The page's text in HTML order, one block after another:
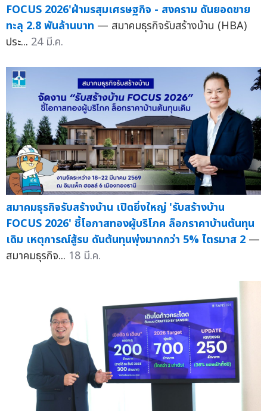
FOCUS 2026'ฝ่ามรสุมเศรษฐกิจ - สงคราม ดันยอดขาย
ทะลุ 2.8 พันล้านบาท — สมาคมธุรกิจรับสร้างบ้าน (HBA)
ประ... 24 มี.ค.
สมาคมธุรกิจรับสร้างบ้าน เปิดยิ่งใหญ่ 'รับสร้างบ้าน
FOCUS 2026' ชี้โอกาสทองผู้บริโภค ล็อกราคาบ้านต้นทุน
เดิม เหตุการณ์สู้รบ ดันต้นทุนพุ่งมากกว่า 5% ไตรมาส 2 —
สมาคมธุรกิจ... 18 มี.ค.